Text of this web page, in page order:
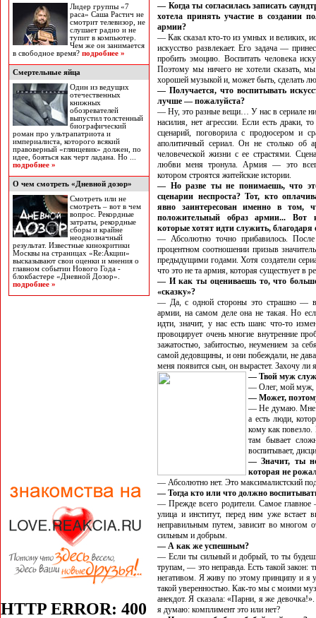
Лидер группы «7
раса» Саша Растич не
смотрит телевизор, не
слушает радио и не
тупит в компьютер.
Чем же он занимается
в свободное время? подробнее »
Смертельные яйца
Один из ведущих
отечественных
книжных
обозревателей
выпустил толстенный
биографический
роман про ультрапатриота и
империалиста, которого всякий
правоверный «глянцевик» должен, по
идее, бояться как черт ладана. Но ...
подробнее »
О чем смотреть «Дневной дозор»
Смотреть или не
смотреть – вот в чем
вопрос. Рекордные
затраты, рекордные
сборы и крайне
неоднозначный
результат. Известные кинокритики
Москвы на страницах «Re:Акции»
высказывают свои оценки и мнения о
главном событии Нового Года -
блокбастере «Дневной Дозор».
подробнее »
— Когда ты согласилась записать
хотела принять участие в создании
армии?
— Как сказал кто-то из умных и великих,
искусство развлекает. Его задача —
пробить эмоцию. Воспитать человека
Поэтому мы ничего не хотели сказать,
хорошей музыкой и, может быть, сделать
— Получается, что воспитывать
лучше — пожалуйста?
— Ну, это разные вещи… У нас в сериале
насилия, нет агрессии. Если есть драки,
сценарий, поговорила с продюсером и
аполитичный сериал. Он не столько об
человеческой жизни с ее страстями.
любви меня тронула. Армия — это
котором строятся житейские истории.
— Но разве ты не понимаешь, что
сценарии неспроста? Тот, кто
явно заинтересован именно в том,
положительный образ армии... Вот
которые хотят идти служить, благодаря
— Абсолютно точно прибавилось. После
процентном соотношении призыв
предыдущими годами. Хотя создатели
что это не та армия, которая существует в
— И как ты оцениваешь то, что
«сказку»?
— Да, с одной стороны это страшно —
армии, на самом деле она не такая. Но
идти, значит, у нас есть шанс что-то
провоцирует очень многие внутренние
зажатостью, забитостью, неумением за
самой дедовщины, и они побеждали, не
меня появится сын, он вырастет. Захочу
— Твой муж
— Олег, мой муж,
— Может,
— Не думаю. Мне
а есть люди,
кому как
там бывает
воспитывает,
— Значит, ты
которая не
— Абсолютно нет. Это максималистский
— Тогда кто или что должно
— Прежде всего родители. Самое
улица и институт, перед ним уже встает
неправильным путем, зависит во многом
сильным и добрым.
— А как же успешным?
— Если ты сильный и добрый, то ты
трупам, — это неправда. Есть такой закон:
негативом. Я живу по этому принципу и я
такой уверенностью. Как-то мы с моими
анекдот. Я сказала: «Парни, я же
я думаю: комплимент это или нет?